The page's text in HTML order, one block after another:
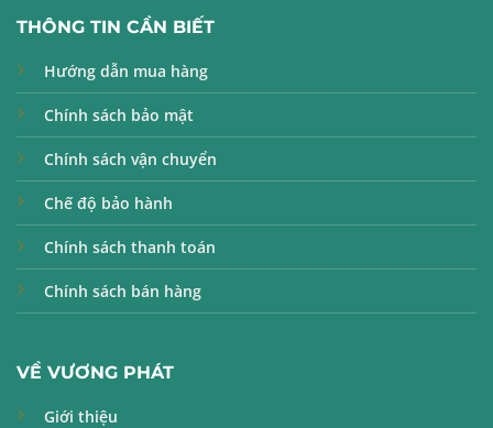
THÔNG TIN CẦN BIẾT
Hướng dẫn mua hàng
Chính sách bảo mật
Chính sách vận chuyển
Chế độ bảo hành
Chính sách thanh toán
Chính sách bán hàng
VỀ VƯƠNG PHÁT
Giới thiệu